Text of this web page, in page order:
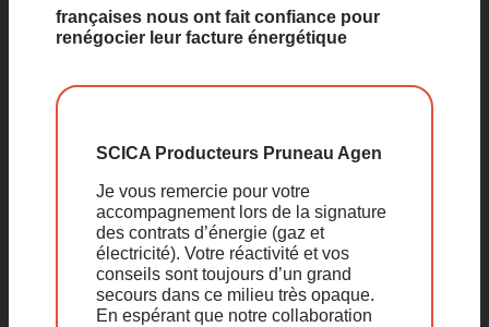
françaises nous ont fait confiance pour
renégocier leur facture énergétique
SCICA Producteurs Pruneau Agen
Je vous remercie pour votre
accompagnement lors de la signature
des contrats d’énergie (gaz et
électricité). Votre réactivité et vos
conseils sont toujours d’un grand
secours dans ce milieu très opaque.
En espérant que notre collaboration